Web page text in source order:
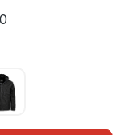
55
Schwarz 99